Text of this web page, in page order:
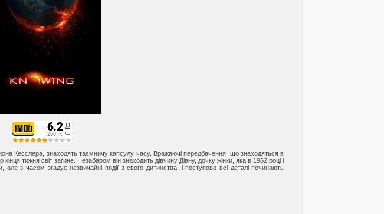
Кесслера, знаходять таємничу капсулу часу. Вражаючі передбачення, що знаходяться в
тижня світ загине. Незабаром він знаходить дівчину Діану, дочку жінки, яка в 1962 році і
з часом згадує незвичайні події з свого дитинства, і поступово всі деталі починають